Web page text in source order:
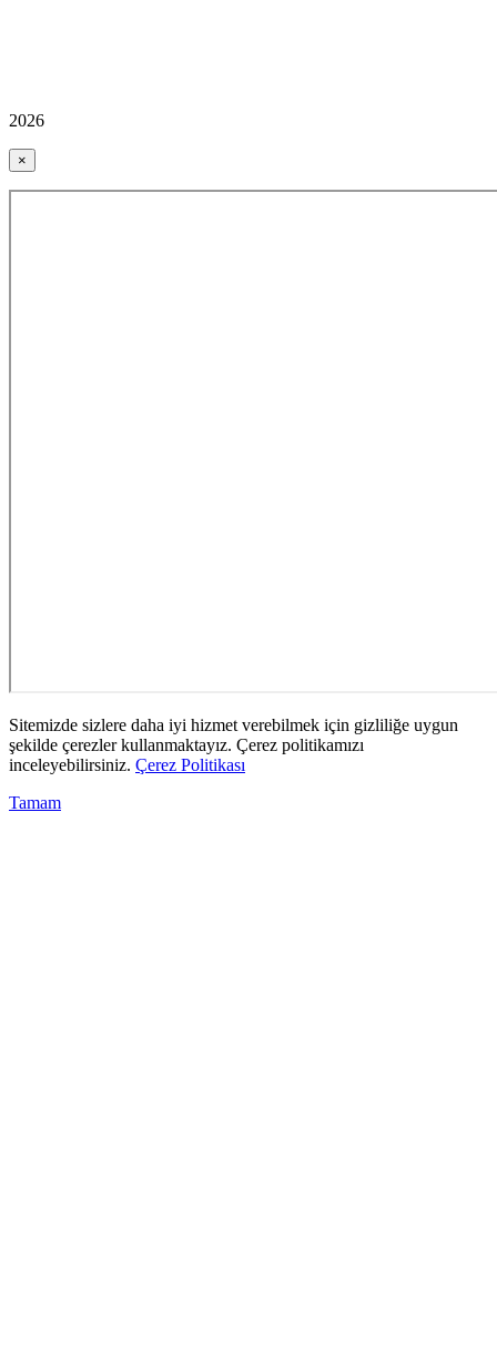
2026
×
Sitemizde sizlere daha iyi hizmet verebilmek için gizliliğe uygun
şekilde çerezler kullanmaktayız. Çerez politikamızı
inceleyebilirsiniz. Çerez Politikası
Tamam